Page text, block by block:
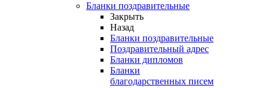
Бланки поздравительные
Закрыть
Назад
Бланки поздравительные
Поздравительный адрес
Бланки дипломов
Бланки
благодарственных писем